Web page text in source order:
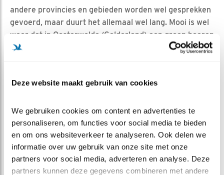
Deze website maakt gebruik van cookies
We gebruiken cookies om content en advertenties te
personaliseren, om functies voor social media te bieden
en om ons websiteverkeer te analyseren. Ook delen we
informatie over uw gebruik van onze site met onze
partners voor social media, adverteren en analyse. Deze
partners kunnen deze gegevens combineren met andere
andere provincies en gebieden worden wel gesprekken
gevoerd, maar duurt het allemaal wel lang. Mooi is wel
weer dat in Oosterwolde (Gelderland) een groep boeren
zelf aan de slag gaat met het Aanvalsplan Grutto. En
De conclusie is toch dat er wel een tandje bij mag, nee
móet. Op maandag 3 april ontmoet minister Van der
Wal de initiatiefnemers van het Aanvalsplan Grutto
tijdens een werkbezoek in een weidevogelkerngebied.
De hoop is dat de minister, die zich inmiddels van haar